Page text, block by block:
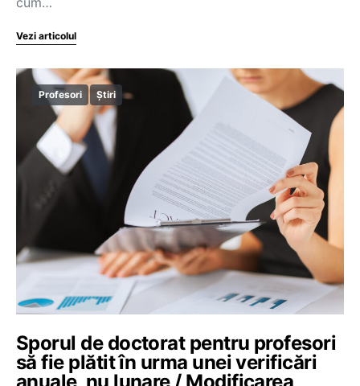
Vezi articolul
Profesori Știri
Sporul de doctorat pentru profesori
să fie plătit în urma unei verificări